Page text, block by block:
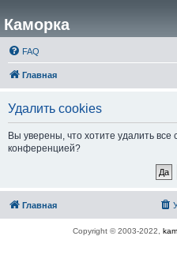
Каморка
FAQ
Главная
Удалить cookies
Вы уверены, что хотите удалить
конференцией?
Главная
Copyright © 2003-2022,